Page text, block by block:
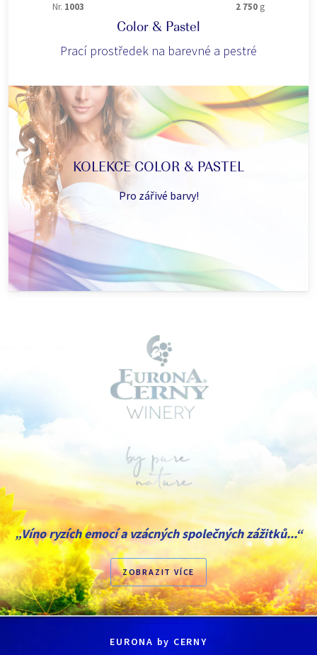
KOLEKCE COLOR & PASTEL
Pro zářivé barvy!
Nr. 1003 2 750 g
Color & Pastel
Prací prostředek na barevné a pestré
„Víno ryzích emocí a vzácných společných zážitků...“
ZOBRAZIT VÍCE
EURONA by CERNY